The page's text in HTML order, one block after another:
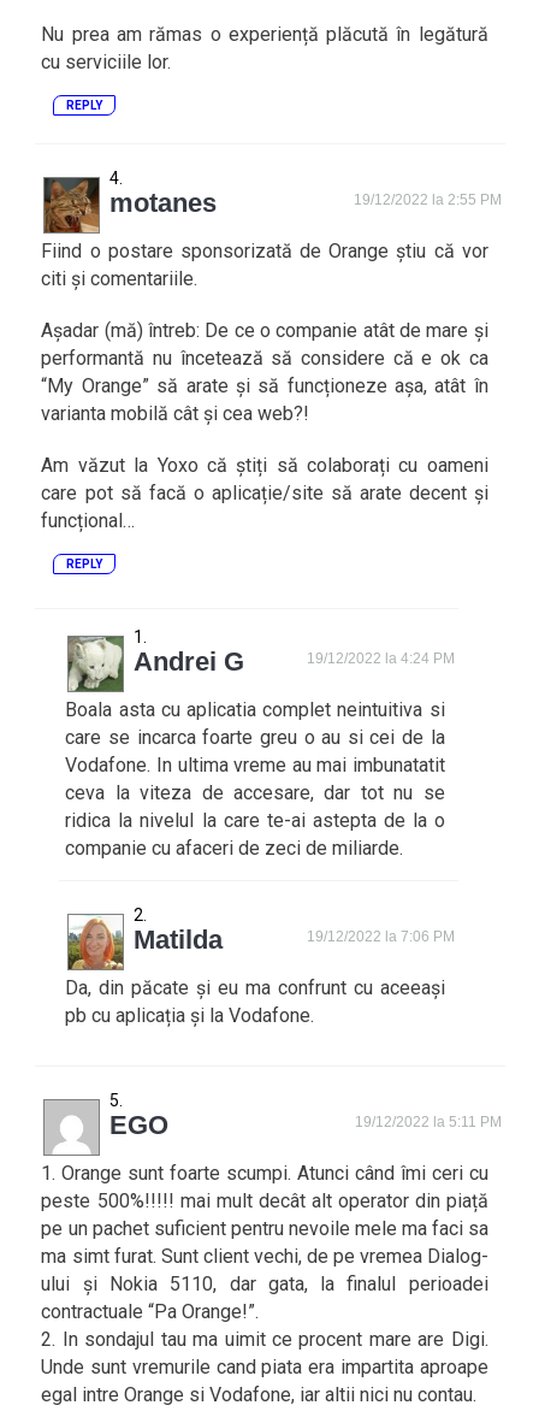
Nu prea am rămas o experiență plăcută în legătură
cu serviciile lor.
REPLY
motanes 19/12/2022 la 2:55 PM
Fiind o postare sponsorizată de Orange știu că vor
citi și comentariile.
Așadar (mă) întreb: De ce o companie atât de mare și
performantă nu încetează să considere că e ok ca
“My Orange” să arate și să funcționeze așa, atât în
varianta mobilă cât și cea web?!
Am văzut la Yoxo că știți să colaborați cu oameni
care pot să facă o aplicație/site să arate decent și
funcțional…
REPLY
Andrei G 19/12/2022 la 4:24 PM
Boala asta cu aplicatia complet neintuitiva si
care se incarca foarte greu o au si cei de la
Vodafone. In ultima vreme au mai imbunatatit
ceva la viteza de accesare, dar tot nu se
ridica la nivelul la care te-ai astepta de la o
companie cu afaceri de zeci de miliarde.
Matilda 19/12/2022 la 7:06 PM
Da, din păcate și eu ma confrunt cu aceeași
pb cu aplicația și la Vodafone.
EGO 19/12/2022 la 5:11 PM
1. Orange sunt foarte scumpi. Atunci când îmi ceri cu
peste 500%!!!!! mai mult decât alt operator din piață
pe un pachet suficient pentru nevoile mele ma faci sa
ma simt furat. Sunt client vechi, de pe vremea Dialog-
ului și Nokia 5110, dar gata, la finalul perioadei
contractuale “Pa Orange!”.
2. In sondajul tau ma uimit ce procent mare are Digi.
Unde sunt vremurile cand piata era impartita aproape
egal intre Orange si Vodafone, iar altii nici nu contau.